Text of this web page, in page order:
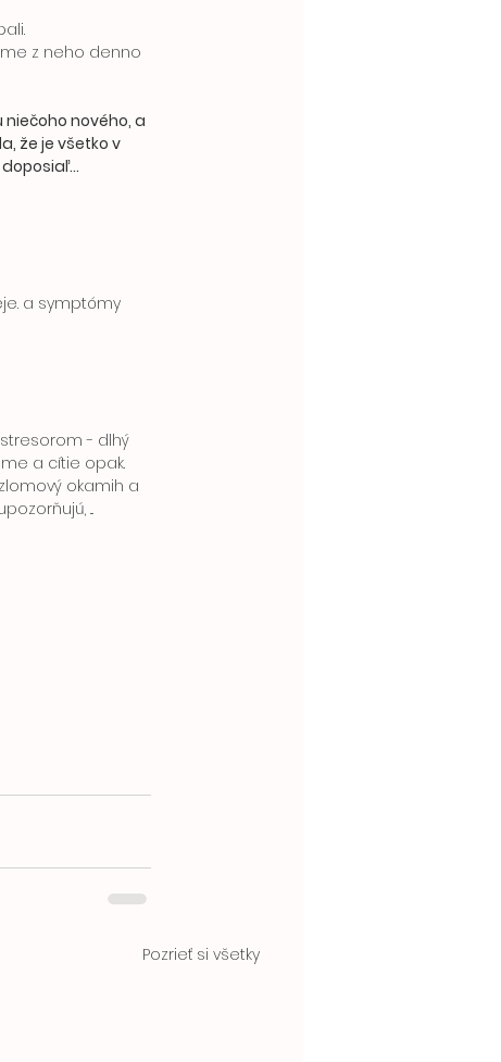
nového, a
že je všetko v
a symptómy
- dlhý
a cítie opak.
okamih a
...
Pozrieť si všetky